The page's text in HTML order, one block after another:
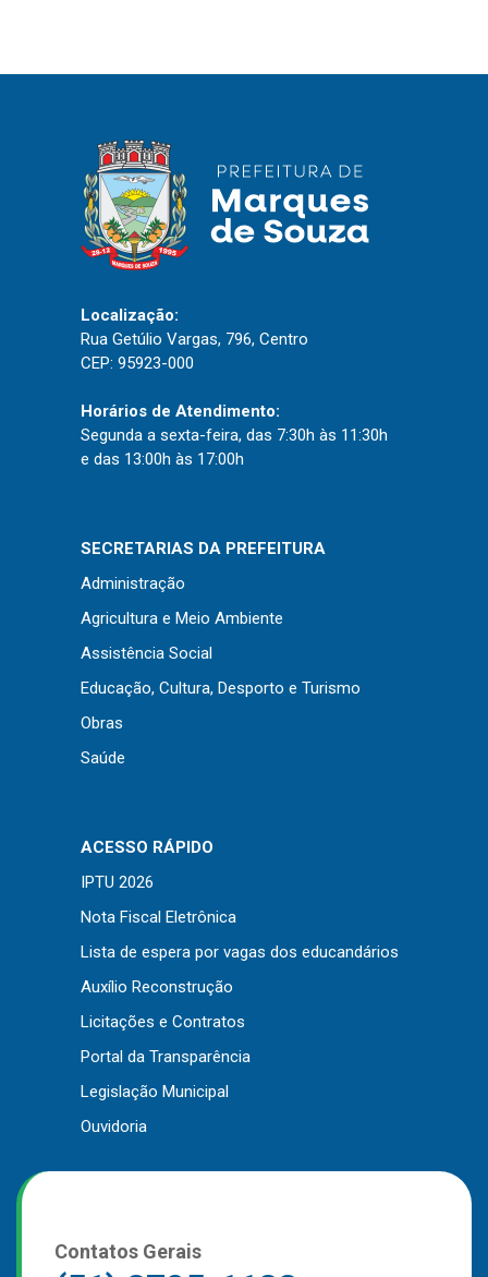
Localização:
Rua Getúlio Vargas, 796, Centro
CEP: 95923-000
Horários de Atendimento:
Segunda a sexta-feira, das 7:30h às 11:30h
e das 13:00h às 17:00h
SECRETARIAS DA PREFEITURA
Administração
Agricultura e Meio Ambiente
Assistência Social
Educação, Cultura, Desporto e Turismo
Obras
Saúde
ACESSO RÁPIDO
IPTU 2026
Nota Fiscal Eletrônica
Lista de espera por vagas dos educandários
Auxílio Reconstrução
Licitações e Contratos
Portal da Transparência
Legislação Municipal
Ouvidoria
Contatos Gerais